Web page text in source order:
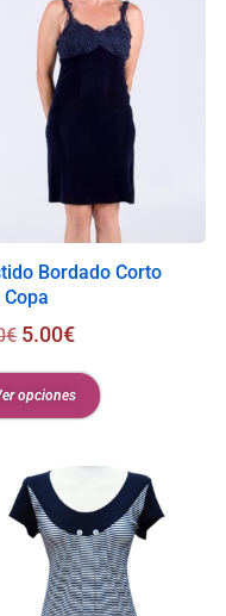
Bordado Corto
€ 5.00€
opciones